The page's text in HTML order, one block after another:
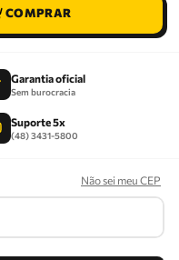
Garantia oficial
Sem burocracia
Suporte 5x
(48) 3431-5800
Não sei meu CEP